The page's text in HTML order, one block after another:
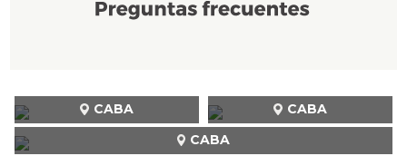
CABA
CABA CABA